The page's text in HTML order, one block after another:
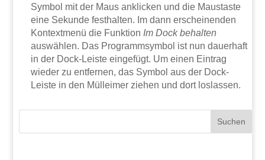
Symbol mit der Maus anklicken und die Maustaste
eine Sekunde festhalten. Im dann erscheinenden
Kontextmenü die FunktionIm Dock behalten
auswählen. Das Programmsymbol ist nun dauerhaft
in der Dock-Leiste eingefügt. Um einen Eintrag
wieder zu entfernen, das Symbol aus der Dock-
Leiste in den Mülleimer ziehen und dort loslassen.